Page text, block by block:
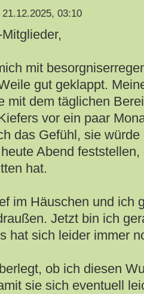
21.12.2025, 03:10
mit
gut geklappt.
mit dem täglichen
vor ein paar
das Gefühl, sie
Abend
hat.
im Häuschen und ich
Jetzt bin ich
hat sich leider immer
ob ich diesen
sie sich eventuell